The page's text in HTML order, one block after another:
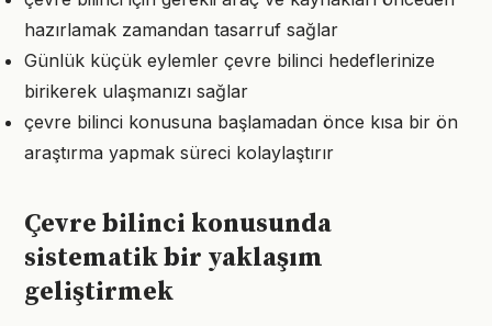
hazırlamak zamandan tasarruf sağlar
Günlük küçük eylemler çevre bilinci hedeflerinize
birikerek ulaşmanızı sağlar
çevre bilinci konusuna başlamadan önce kısa bir ön
araştırma yapmak süreci kolaylaştırır
Çevre bilinci konusunda
sistematik bir yaklaşım
geliştirmek